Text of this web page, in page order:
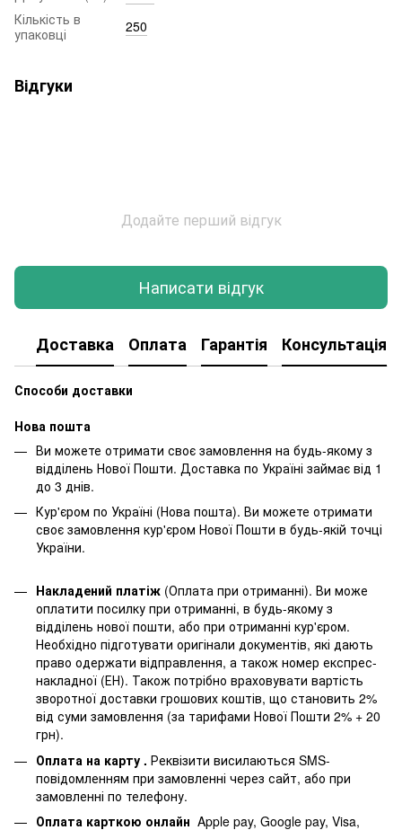
Кількість в
упаковці
250
Відгуки
Додайте перший відгук
Написати відгук
Доставка Оплата Гарантія Консультація
Способи доставки
Нова пошта
Ви можете отримати своє замовлення на будь-якому з
відділень Нової Пошти. Доставка по Україні займає від 1
до 3 днів.
Кур'єром по Україні (Нова пошта). Ви можете отримати
своє замовлення кур'єром Нової Пошти в будь-якій точці
України.
Накладений платіж (Оплата при отриманні). Ви може
оплатити посилку при отриманні, в будь-якому з
відділень нової пошти, або при отриманні кур'єром.
Необхідно підготувати оригінали документів, які дають
право одержати відправлення, а також номер експрес-
накладної (ЕН). Також потрібно враховувати вартість
зворотної доставки грошових коштів, що становить 2%
від суми замовлення (за тарифами Нової Пошти 2% + 20
грн).
Оплата на карту . Реквізити висилаються SMS-
повідомленням при замовленні через сайт, або при
замовленні по телефону.
Оплата карткою онлайн Apple pay, Google pay, Visa,